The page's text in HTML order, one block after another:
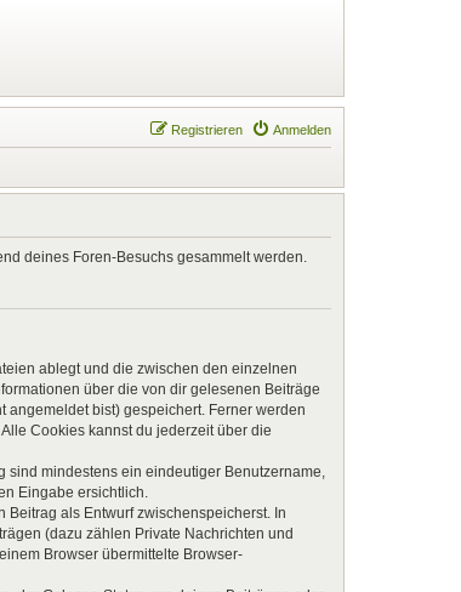
Anmelden
Registrieren
deines Foren-Besuchs gesammelt werden.
ablegt und die zwischen den einzelnen
über die von dir gelesenen Beiträge
bist) gespeichert. Ferner werden
Cookies kannst du jederzeit über die
mindestens ein eindeutiger Benutzername,
Eingabe ersichtlich.
als Entwurf zwischenspeicherst. In
(dazu zählen Private Nachrichten und
Browser übermittelte Browser-